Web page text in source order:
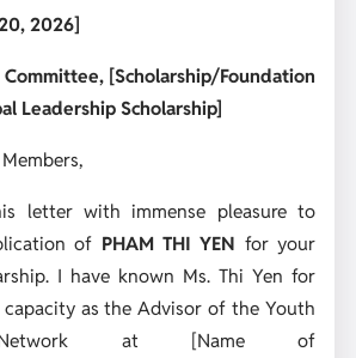
2026]
[Scholarship/Foundation
Leadership Scholarship]
letter with immense pleasure to
of PHAM THI YEN for your
I have known Ms. Thi Yen for
as the Advisor of the Youth
Network at [Name of